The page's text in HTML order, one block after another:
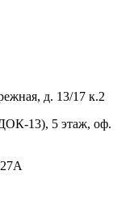
д. 13/17 к.2
13), 5 этаж, оф.